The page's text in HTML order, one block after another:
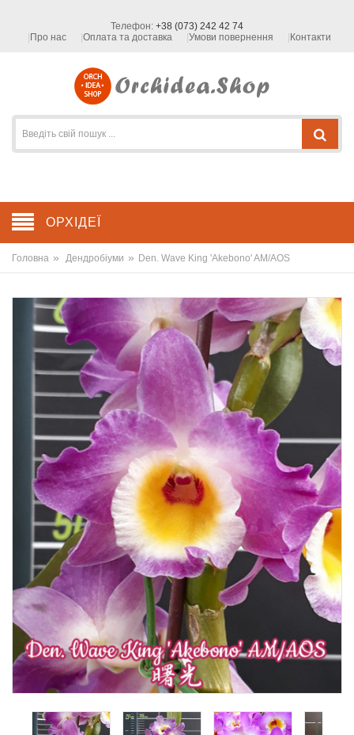
Телефон: +38 (073) 242 42 74
Про нас
Оплата та доставка Умови повернення Контакти
ОРХІДЕЇ
Головна » Дендробіуми » Den. Wave King 'Akebono' AM/AOS